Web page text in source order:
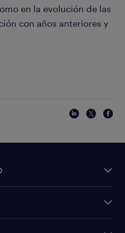
en la evolución de las
con años anteriores y